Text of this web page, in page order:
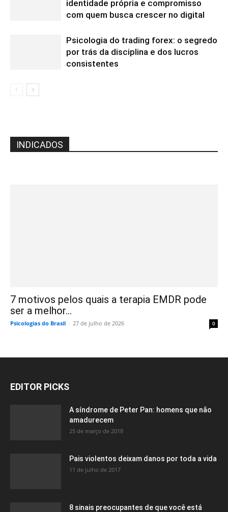
identidade própria e compromisso
com quem busca crescer no digital
Psicologia do trading forex: o segredo
por trás da disciplina e dos lucros
consistentes
INDICADOS
7 motivos pelos quais a terapia EMDR pode
ser a melhor...
Psicologias do Brasil - 27 de julho de 2026 0
EDITOR PICKS
A síndrome de Peter Pan: homens que não
amadurecem
25 de março de 2018
Pais violentos deixam danos por toda a vida
11 de julho de 2017
8 sinais preocupantes de que você está